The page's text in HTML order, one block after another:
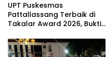
UPT Puskesmas
Pattallassang Terbaik di
Takalar Award 2026, Bukti
Pelayanan Kesehatan
Berkualitas